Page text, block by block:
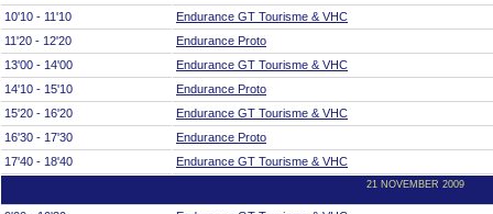
10'10 - 11'10
Endurance GT Tourisme & VHC
11'20 - 12'20
Endurance Proto
13'00 - 14'00
Endurance GT Tourisme & VHC
14'10 - 15'10
Endurance Proto
15'20 - 16'20
Endurance GT Tourisme & VHC
16'30 - 17'30
Endurance Proto
17'40 - 18'40
Endurance GT Tourisme & VHC
21 NOVEMBER 2009